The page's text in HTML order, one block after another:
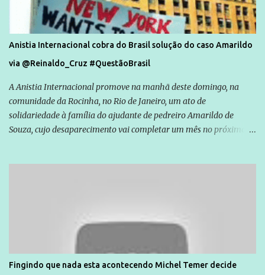
Anistia Internacional cobra do Brasil solução do caso Amarildo
via @Reinaldo_Cruz #QuestãoBrasil
A Anistia Internacional promove na manhã deste domingo, na
comunidade da Rocinha, no Rio de Janeiro, um ato de
solidariedade à família do ajudante de pedreiro Amarildo de
Souza, cujo desaparecimento vai completar um mês no próximo
são vítimas de violência, estão em situação de risco ou têm seus
direitos violados. Leia mais: Anistia Internacional cobra do Brasil
solução do caso Amarildo - Terra Brasil
Fingindo que nada esta acontecendo Michel Temer decide